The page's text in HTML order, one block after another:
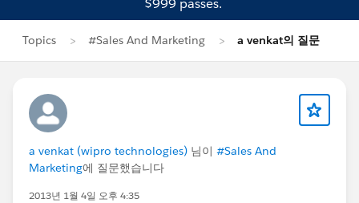
$999 passes.
Topics #Sales And Marketing a venkat의 질문
a venkat (wipro technologies) 님이 #Sales And
Marketing에 질문했습니다
2013년 1월 4일 오후 4:35